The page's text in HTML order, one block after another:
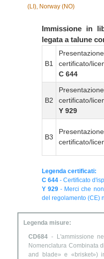
(LI), Norway (NO)
Immissione in
legata a talune
B1
certificato/
C 644
B2
certificato/
Y 929
B3
certificato/
Legenda certificati:
C 644 - Certificato
Y 929 - Merci che
del regolamento (CE)
Legenda misure:
CD684 - L'ammissione
Nomenclatura Combinata
and blade» e «brisket»)